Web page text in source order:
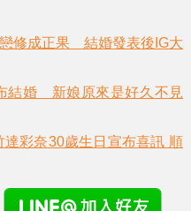
戀修成正果 結婚發表後IG大
結婚 新娘原來是好久不見
達彩奈30歲生日宣布喜訊 順